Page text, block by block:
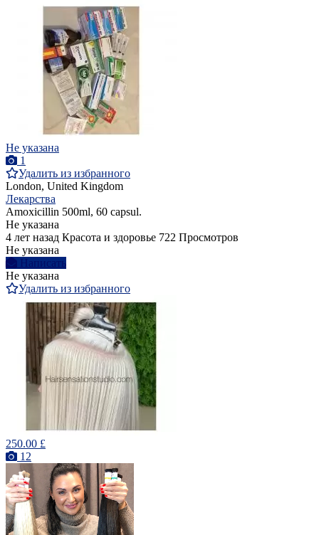
Не указана
1
Удалить из избранного
London, United Kingdom
Лекарства
Amoxicillin 500ml, 60 capsul.
Не указана
4 лет назад Красота и здоровье 722 Просмотров
Не указана
Написать
Не указана
Удалить из избранного
250.00 £
12